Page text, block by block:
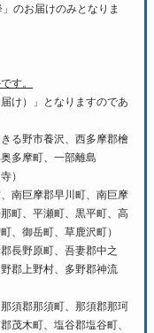
のお届けのみとなりま
す。
け）」となりますのであ
る野市養沢、西多摩郡檜
多摩町、一部離島
）
南巨摩郡早川町、南巨摩
町、平瀬町、黒平町、高
、御岳町、草鹿沢町）
長野原町、吾妻郡中之
郡上野村、多野郡神流
須郡那須町、那須郡那珂
茂木町、塩谷郡塩谷町、